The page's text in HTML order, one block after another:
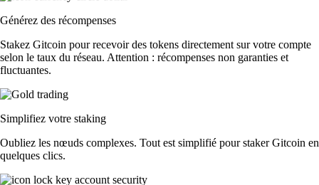
Générez des récompenses
Stakez Gitcoin pour recevoir des tokens directement sur votre compte
selon le taux du réseau. Attention : récompenses non garanties et
fluctuantes.
Simplifiez votre staking
Oubliez les nœuds complexes. Tout est simplifié pour staker Gitcoin en
quelques clics.